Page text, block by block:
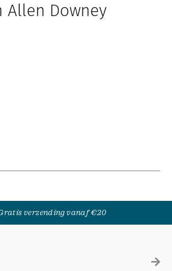
Allen Downey
verzending vanaf €20